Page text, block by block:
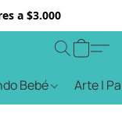
a $3.000
Bebé Arte |